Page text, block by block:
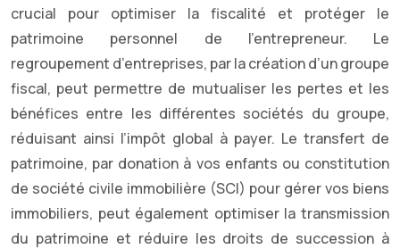
crucial pour optimiser la fiscalité et protéger le
patrimoine personnel de l’entrepreneur. Le
regroupement d’entreprises, par la création d’un groupe
fiscal, peut permettre de mutualiser les pertes et les
bénéfices entre les différentes sociétés du groupe,
réduisant ainsi l’impôt global à payer. Le transfert de
patrimoine, par donation à vos enfants ou constitution
de société civile immobilière (SCI) pour gérer vos biens
immobiliers, peut également optimiser la transmission
du patrimoine et réduire les droits de succession à